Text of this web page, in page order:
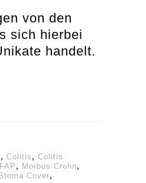
von den
sich hierbei
handelt.
,Colitis ,Colitis
FAP , Morbus Crohn,
Cover,